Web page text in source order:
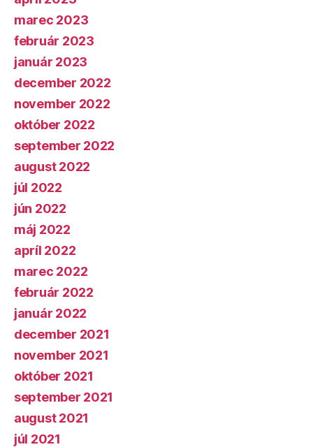
marec 2023
február 2023
január 2023
december 2022
november 2022
október 2022
september 2022
august 2022
júl 2022
jún 2022
máj 2022
apríl 2022
marec 2022
február 2022
január 2022
december 2021
november 2021
október 2021
september 2021
august 2021
júl 2021